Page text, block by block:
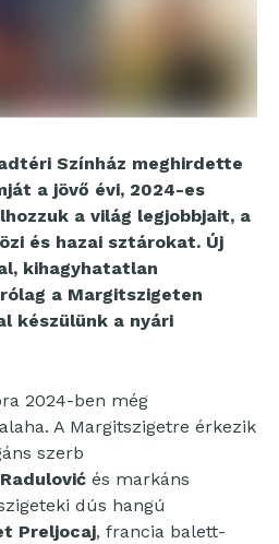
Színház meghirdette
a jövő évi, 2024-es
a világ legjobbjait, a
és hazai sztárokat. Új
kihagyhatatlan
a Margitszigeten
készülünk a nyári
2024-ben még
A Margitszigetre érkezik
szerb
és markáns
dús hangú
Preljocaj, francia balett-